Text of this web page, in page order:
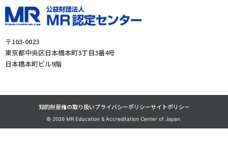
〒103-0023
東京都中央区日本橋本町3丁目3番4号
日本橋本町ビル9階
© 2026 MR Education & Accreditation Center of Japan.
知的財産権の取り扱いプライバシーポリシーサイトポリシー